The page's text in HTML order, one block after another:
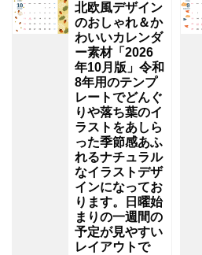
北欧風デザイン
のおしゃれ＆か
わいいカレンダ
ー素材「2026
年10月版」令和
8年用のテンプ
レートでどんぐ
りや落ち葉のイ
ラストをあしら
った季節感あふ
れるナチュラル
なイラストデザ
インになってお
ります。日曜始
まりの一週間の
予定が見やすい
レイアウトで